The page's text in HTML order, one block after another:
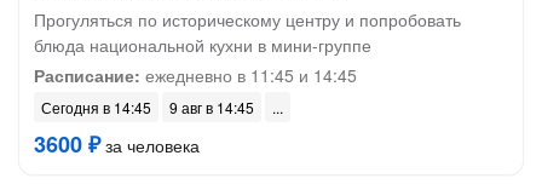
Прогуляться по историческому центру и попробовать
блюда национальной кухни в мини-группе
Расписание: ежедневно в 11:45 и 14:45
Сегодня в 14:45 9 авг в 14:45
3600 ₽за человека